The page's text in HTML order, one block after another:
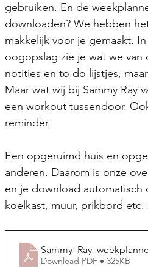
gebruiken. En de
downloaden? We hebben
makkelijk voor je gemaakt.
oogopslag zie je wat we
notities en to do lijstjes,
Maar wat wij bij Sammy Ray
een workout tussendoor.
reminder.
Een opgeruimd huis en
anderen. Daarom is onze
en je download automatisch
koelkast, muur, prikbord
Download PDF • 325KB